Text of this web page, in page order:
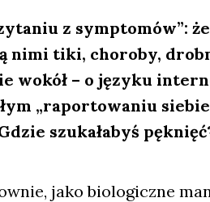
z symp­to­mów”:
nimi tiki, cho­ro­by,
wokół – o języ­ku
„rapor­to­wa­niu
szu­ka­ła­byś pęk­nięć
jako bio­lo­gicz­ne